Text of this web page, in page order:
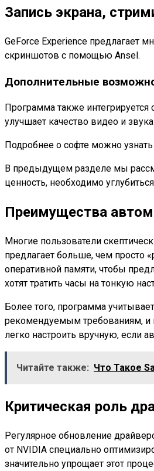
Запись экрана,
GeForce Experience предлагает
скриншотов с помощью Ansel.
Дополнительные
Программа также интегрируется
улучшает качество видео и
Подробнее о софте можно узнать
В предыдущем разделе мы
ценность, необходимо
Преимущества
Многие пользователи
предлагает больше, чем просто
оперативной памяти, чтобы
хотят тратить часы на тонкую
Более того, программа
рекомендуемым требованиям, и
легко настроить вручную, если
Читайте также: Что Такое
Критическая роль
Регулярное обновление
от NVIDIA специально
значительно упрощает этот